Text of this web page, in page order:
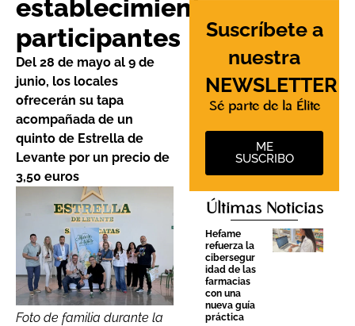
establecimientos
participantes
Del 28 de mayo al 9 de
junio, los locales
ofrecerán su tapa
acompañada de un
quinto de Estrella de
Levante por un precio de
3,50 euros
Foto de familia durante la
Suscríbete a
nuestra
NEWSLETTER
Sé parte de la Élite
ME
SUSCRIBO
Últimas Noticias
Hefame
refuerza la
cibersegur
idad de las
farmacias
con una
nueva guía
práctica